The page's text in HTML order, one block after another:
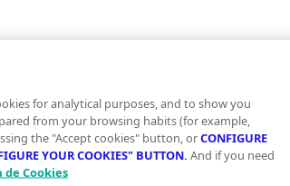
for analytical purposes, and to show you
from your browsing habits (for example,
the "Accept cookies" button, orCONFIGURE
YOUR COOKIES" BUTTON. And if you need
de Cookies